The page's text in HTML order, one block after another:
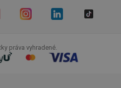
práva vyhradené.